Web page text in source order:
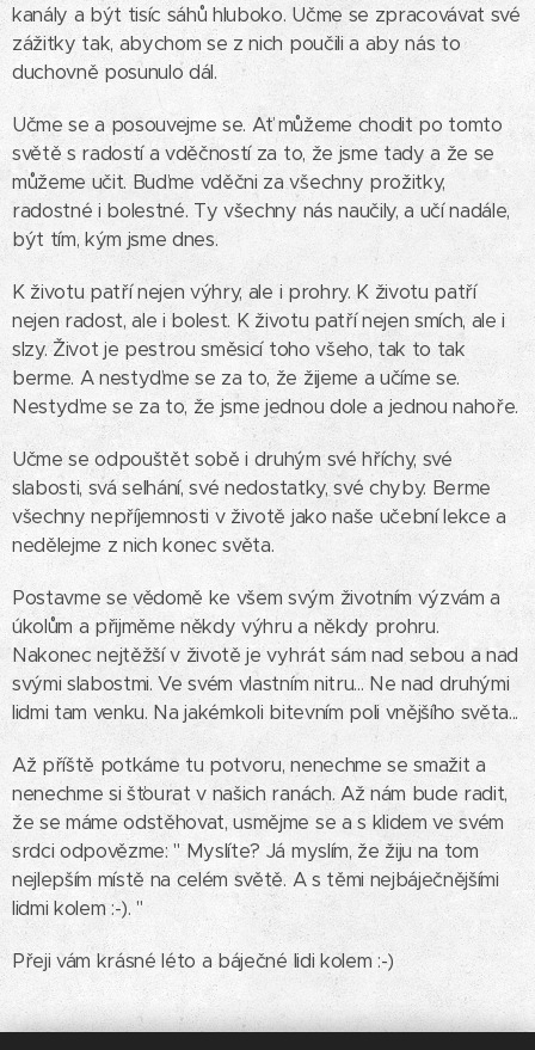
kanály a být tisíc sáhů hluboko. Učme se zpracovávat své
zážitky tak, abychom se z nich poučili a aby nás to
duchovně posunulo dál.
Učme se a posouvejme se. Ať můžeme chodit po tomto
světě s radostí a vděčností za to, že jsme tady a že se
můžeme učit. Buďme vděčni za všechny prožitky,
radostné i bolestné. Ty všechny nás naučily, a učí nadále,
být tím, kým jsme dnes.
K životu patří nejen výhry, ale i prohry. K životu patří
nejen radost, ale i bolest. K životu patří nejen smích, ale i
slzy. Život je pestrou směsicí toho všeho, tak to tak
berme. A nestyďme se za to, že žijeme a učíme se.
Nestyďme se za to, že jsme jednou dole a jednou nahoře.
Učme se odpouštět sobě i druhým své hříchy, své
slabosti, svá selhání, své nedostatky, své chyby. Berme
všechny nepříjemnosti v životě jako naše učební lekce a
nedělejme z nich konec světa.
Postavme se vědomě ke všem svým životním výzvám a
úkolům a přijměme někdy výhru a někdy prohru.
Nakonec nejtěžší v životě je vyhrát sám nad sebou a nad
svými slabostmi. Ve svém vlastním nitru... Ne nad druhými
lidmi tam venku. Na jakémkoli bitevním poli vnějšího světa...
Až příště potkáme tu potvoru, nenechme se smažit a
nenechme si šťourat v našich ranách. Až nám bude radit,
že se máme odstěhovat, usmějme se a s klidem ve svém
srdci odpovězme: " Myslíte? Já myslím, že žiju na tom
nejlepším místě na celém světě. A s těmi nejbáječnějšími
lidmi kolem :-). "
Přeji vám krásné léto a báječné lidi kolem :-)